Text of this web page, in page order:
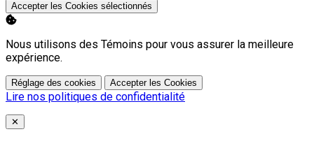
Accepter les Cookies sélectionnés
Nous utilisons des Témoins pour vous assurer la meilleure
expérience.
Réglage des cookies Accepter les Cookies
Lire nos politiques de confidentialité
Close
✕